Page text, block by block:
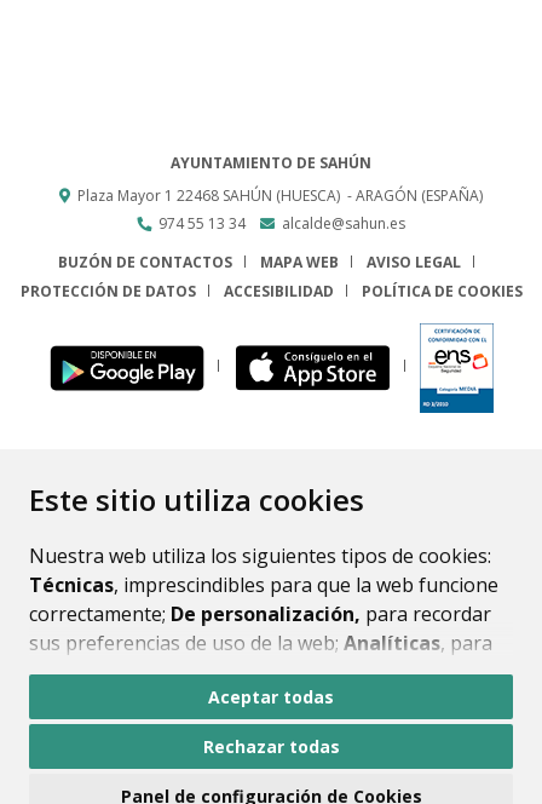
Este sitio utiliza cookies
Nuestra web utiliza los siguientes tipos de cookies:
Técnicas, imprescindibles para que la web funcione
correctamente; De personalización, para recordar
sus preferencias de uso de la web; Analíticas, para
mejorar el funcionamiento de la web y sus servicios.
Si acepta pulsando el botón“Aceptar todas”
consideramos que acepta su uso. Si pulsa el botón
Aceptar todas
Rechazar todas
Panel de configuración de Cookies
AYUNTAMIENTO DE SAHÚN
Plaza Mayor 1 22468 SAHÚN (HUESCA) - ARAGÓN (ESPAÑA)
974 55 13 34
alcalde@sahun.es
BUZÓN DE CONTACTOS
MAPA WEB
AVISO LEGAL
PROTECCIÓN DE DATOS
ACCESIBILIDAD POLÍTICA DE COOKIES